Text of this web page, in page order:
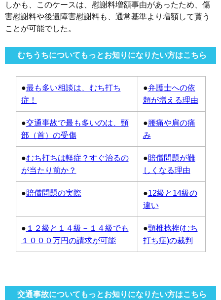
しかも、このケースは、慰謝料増額事由があったため、傷
害慰謝料や後遺障害慰謝料も、通常基準より増額して貰う
ことが可能でした。
むちうちについてもっとお知りになりたい方はこちら
●最も多い相談は、むち打ち
症！
●弁護士への依
頼が増える理由
●交通事故で最も多いのは、頸
部（首）の受傷
●腰痛や肩の痛
み
●むち打ちは軽症？すぐ治るの
が当たり前か？
●賠償問題が難
しくなる理由
●賠償問題の実際 ●12級と14級の
違い
● １２級と１４級－１４級でも
１０００万円の請求が可能
●頸椎捻挫(むち
打ち症)の裁判
交通事故についてもっとお知りになりたい方はこちら